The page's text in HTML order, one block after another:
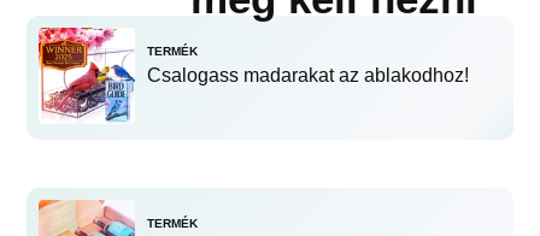
TERMÉK
Csalogass madarakat az ablakodhoz!
TERMÉK